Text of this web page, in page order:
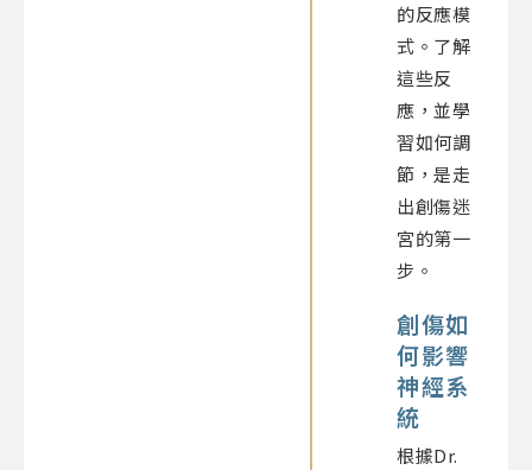
的反應模
式。了解
這些反
應，並學
習如何調
節，是走
出創傷迷
宮的第一
步。
創傷如
何影響
神經系
統
根據Dr.